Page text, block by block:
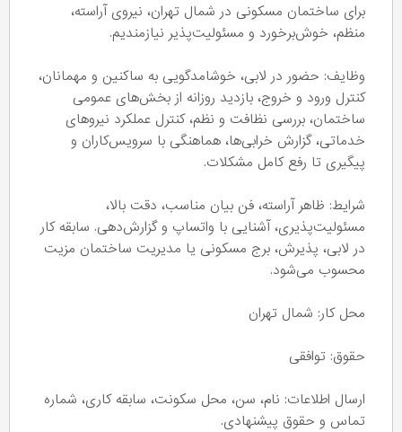
برای ساختمان مسکونی در شمال تهران، نیروی آراسته،
منظم، خوش‌برخورد و مسئولیت‌پذیر نیازمندیم.
وظایف: حضور در لابی، خوشامدگویی به ساکنین و مهمانان،
کنترل ورود و خروج، بازدید روزانه از بخش‌های عمومی
ساختمان، بررسی نظافت و نظم، کنترل عملکرد نیروهای
خدماتی، گزارش خرابی‌ها، هماهنگی با سرویس‌کاران و
پیگیری تا رفع کامل مشکلات.
شرایط: ظاهر آراسته، فن بیان مناسب، دقت بالا،
مسئولیت‌پذیری، آشنایی با واتساپ و گزارش‌دهی. سابقه کار
در لابی، پذیرش، برج مسکونی یا مدیریت ساختمان مزیت
محسوب می‌شود.
محل کار: شمال تهران
حقوق: توافقی
ارسال اطلاعات: نام، سن، محل سکونت، سابقه کاری، شماره
تماس و حقوق پیشنهادی.